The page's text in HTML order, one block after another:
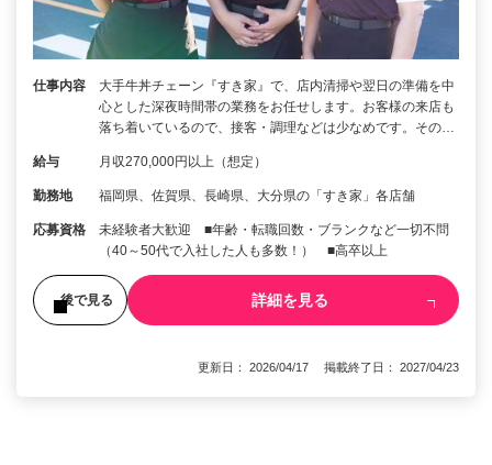
仕事内容
大手牛丼チェーン『すき家』で、店内清掃や翌日の準備を中
心とした深夜時間帯の業務をお任せします。お客様の来店も
落ち着いているので、接客・調理などは少なめです。その…
給与 月収270,000円以上（想定）
勤務地 福岡県、佐賀県、長崎県、大分県の「すき家」各店舗
応募資格
未経験者大歓迎 ■年齢・転職回数・ブランクなど一切不問
（40～50代で入社した人も多数！） ■高卒以上
後で見る 詳細を見る
更新日： 2026/04/17 掲載終了日： 2027/04/23